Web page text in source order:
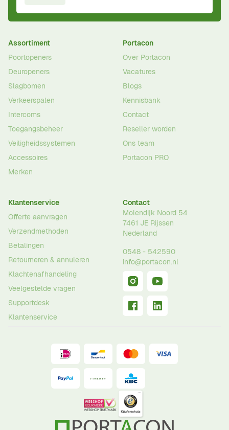
Assortiment
Poortopeners
Deuropeners
Slagbomen
Verkeerspalen
Intercoms
Toegangsbeheer
Veiligheidssystemen
Accessoires
Merken
Portacon
Over Portacon
Vacatures
Blogs
Kennisbank
Contact
Reseller worden
Ons team
Portacon PRO
Klantenservice
Offerte aanvragen
Verzendmethoden
Betalingen
Retourneren & annuleren
Klachtenafhandeling
Veelgestelde vragen
Supportdesk
Klantenservice
Contact
Molendijk Noord 54
7461 JE Rijssen
Nederland
0548 - 542590
info@portacon.nl